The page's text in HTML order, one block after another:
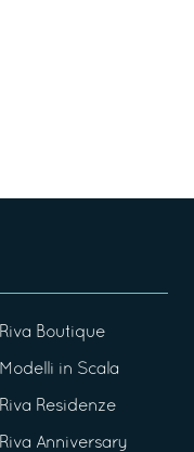
Riva Boutique
Modelli in Scala
Riva Residenze
Riva Anniversary